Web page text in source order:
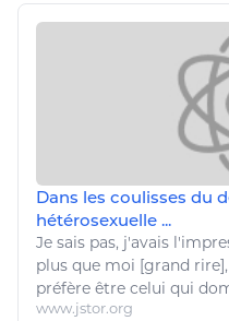
Dans les coulisses du
hétérosexuelle ...
Je sais pas, j'avais
plus que moi [grand
préfère être celui qui
www.jstor.org